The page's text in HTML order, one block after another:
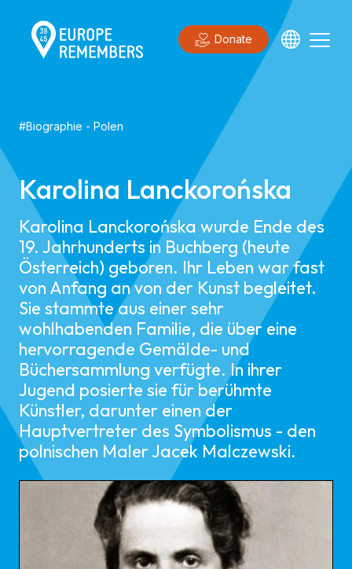
Donate
#Biographie - Polen
Karolina Lanckorońska
Karolina Lanckorońska wurde Ende des
19. Jahrhunderts in Buchberg (heute
Österreich) geboren. Ihr Leben war fast
von Anfang an von der Kunst begleitet.
Sie stammte aus einer sehr
wohlhabenden Familie, die über eine
hervorragende Gemälde- und
Büchersammlung verfügte. In ihrer
Jugend posierte sie für berühmte
Künstler, darunter einen der
Hauptvertreter des Symbolismus - den
polnischen Maler Jacek Malczewski.